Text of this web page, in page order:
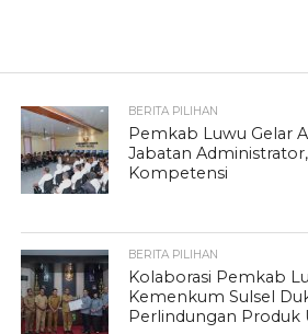
BERITA PILIHAN
Pemkab Luwu Gelar
Jabatan
Kompetensi
BERITA PILIHAN
Kolaborasi Pemkab
Kemenkum Sulsel
Perlindungan Produk